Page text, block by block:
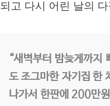
되고 다시 어린 날의
“새벽부터 밤늦게까지
도 조그마한 자기집 한
나가서 한판에 200만